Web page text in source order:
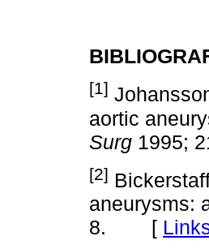
[1]
aortic
Surg 1995;
[2]
aneurysms:
8. [